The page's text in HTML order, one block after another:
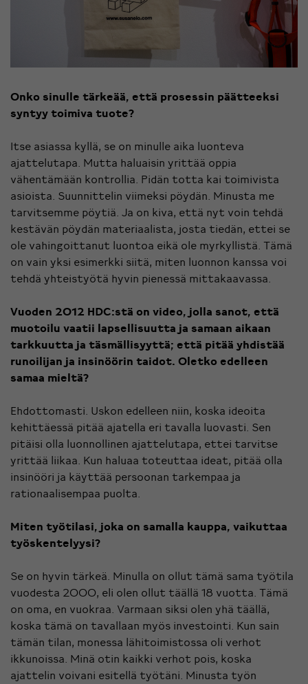
Onko sinulle tärkeää, että prosessin päätteeksi
syntyy toimiva tuote?
Itse asiassa kyllä, se on minulle aika luonteva
ajattelutapa. Mutta haluaisin yrittää oppia
vähentämään kontrollia. Pidän totta kai toimivista
asioista. Suunnittelin viimeksi pöydän. Minusta me
tarvitsemme pöytiä. Ja on kiva, että nyt voin tehdä
kestävän pöydän materiaalista, josta tiedän, ettei se
ole vahingoittanut luontoa eikä ole myrkyllistä. Tämä
on vain yksi esimerkki siitä, miten luonnon kanssa voi
tehdä yhteistyötä hyvin pienessä mittakaavassa.
Vuoden 2012 HDC:stä on video, jolla sanot, että
muotoilu vaatii lapsellisuutta ja samaan aikaan
tarkkuutta ja täsmällisyyttä; että pitää yhdistää
runoilijan ja insinöörin taidot. Oletko edelleen
samaa mieltä?
Ehdottomasti. Uskon edelleen niin, koska ideoita
kehittäessä pitää ajatella eri tavalla luovasti. Sen
pitäisi olla luonnollinen ajattelutapa, ettei tarvitse
yrittää liikaa. Kun haluaa toteuttaa ideat, pitää olla
insinööri ja käyttää persoonan tarkempaa ja
rationaalisempaa puolta.
Miten työtilasi, joka on samalla kauppa, vaikuttaa
työskentelyysi?
Se on hyvin tärkeä. Minulla on ollut tämä sama työtila
vuodesta 2000, eli olen ollut täällä 18 vuotta. Tämä
on oma, en vuokraa. Varmaan siksi olen yhä täällä,
koska tämä on tavallaan myös investointi. Kun sain
tämän tilan, monessa lähitoimistossa oli verhot
ikkunoissa. Minä otin kaikki verhot pois, koska
ajattelin voivani esitellä työtäni. Minusta työn